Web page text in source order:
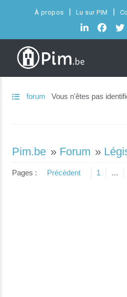
À propos Lu sur PIM
forum Vous n'êtes pas
Pim.be » Forum »
Pages : Précédent 1 …